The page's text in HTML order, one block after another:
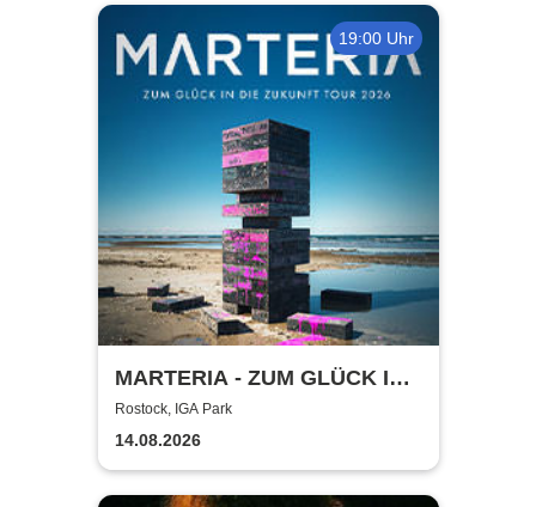
19:00 Uhr
MARTERIA - ZUM GLÜCK IN
DIE ZUKUNFT TOUR 2026
Rostock, IGA Park
14.08.2026